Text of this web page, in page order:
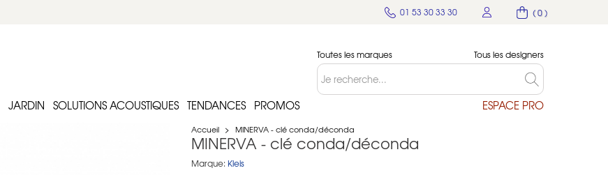
( 0 )
01 53 30 33 30
Toutes les marques Tous les designers
JARDIN SOLUTIONS ACOUSTIQUES TENDANCES PROMOS ESPACE PRO
Accueil > MINERVA - clé conda/déconda
MINERVA - clé conda/déconda
Marque: Kleis